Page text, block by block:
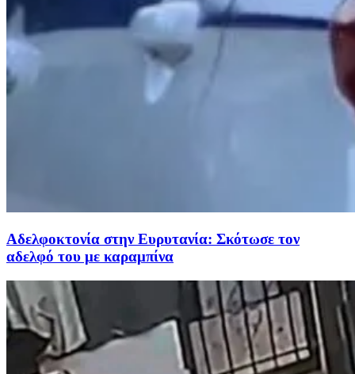
Αδελφοκτονία στην Ευρυτανία: Σκότωσε τον
αδελφό του με καραμπίνα